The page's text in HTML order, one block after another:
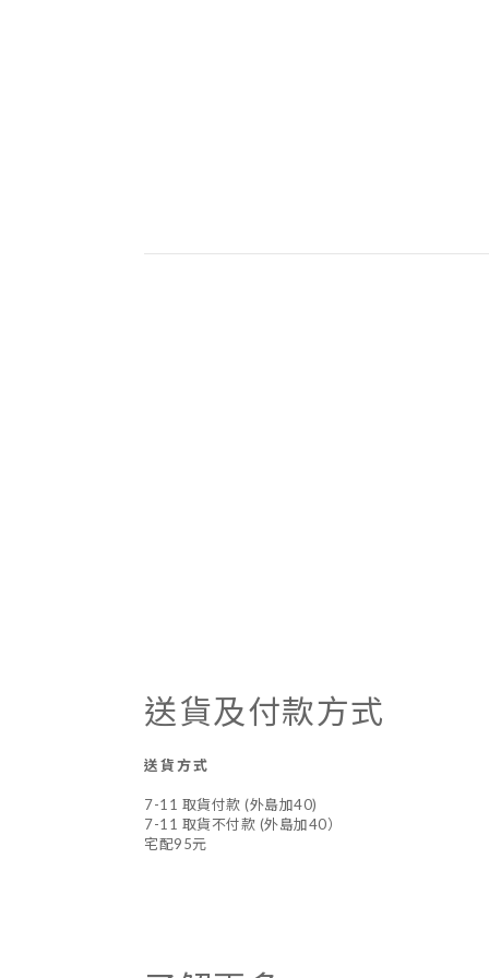
送貨及付款方式
送貨方式
7-11 取貨付款 (外島加40)
7-11 取貨不付款 (外島加40）
宅配95元